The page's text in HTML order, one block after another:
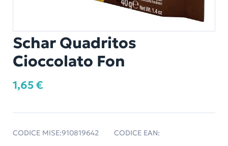
Schar Quadritos
Cioccolato Fon
1,65€
CODICE MISE:910819642 CODICE EAN: